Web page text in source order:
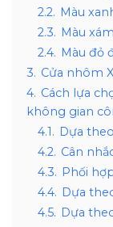
2.2. Màu
2.3. Màu
2.4. Màu đỏ
3. Cửa nhôm
4. Cách lựa
không gian
4.1. Dựa
4.2. Cân
4.3. Phối
4.4. Dựa
4.5. Dựa